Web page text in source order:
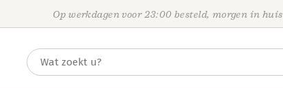
Op werkdagen voor 23:00 besteld, morgen in huis